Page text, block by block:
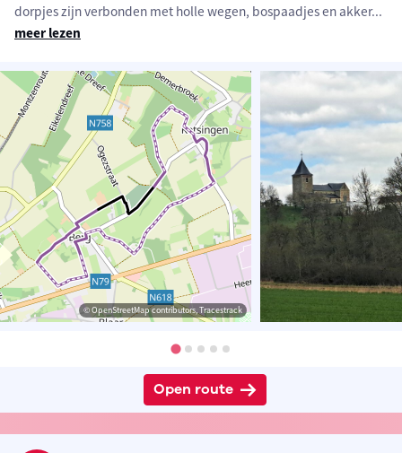
dorpjes zijn verbonden met holle wegen, bospaadjes en akker...
meer lezen
© OpenStreetMap contributors, Tracestrack
Open route